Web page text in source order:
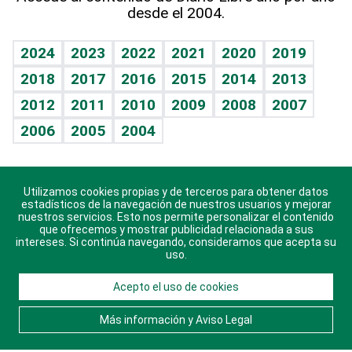
Vida y familia
Eñe
Celebrando la vida
Sin complejos
En pocas palabras
Escuchando al corazón
Economía Personal
TBT Deportivo
Guía del dinero
Horóscopos
Crucigramas
desde el 2004.
2024 2023 2022 2021 2020
2019
2018
2017 2016 2015 2014
2013
2012
2011 2010 2009 2008
2007
2006
2005 2004
Descarga nuestras aplicaciones para Android, iOS y
sistema Huawei.
© 2021 Diario Libre, todos los derechos reservados.
Consulta elAviso Legal. Ponte en Contacto
nosotros y conoce más sobre Diario Libre
Utilizamos cookies propias y de terceros para obtener datos
estadísticos de la navegación de nuestros usuarios y mejorar
nuestros servicios. Esto nos permite personalizar el contenido
que ofrecemos y mostrar publicidad relacionada a sus
intereses. Si continúa navegando, consideramos que acepta su
uso.
Acepto el uso de cookies
Más información y Aviso Legal